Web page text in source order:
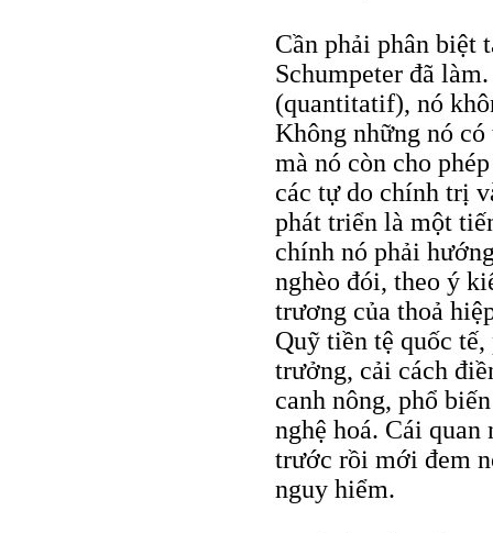
Cần phải phân biệt
Schumpeter đã
(quantitatif), nó
Không những nó
mà nó còn cho
các tự do chính trị
phát triển là một
chính nó phải
nghèo đói, theo ý
trương của thoả
Quỹ tiền tệ quốc
trưởng, cải cách
canh nông, phổ
nghệ hoá. Cái quan
trước rồi mới đem
nguy hiểm.